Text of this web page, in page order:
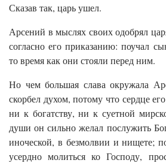
Сказав так, царь ушел.
Арсений в мыслях своих одобрял
согласно его приказанию: поучал
то время как они стояли перед ним.
Но чем большая слава окружала
скорбел духом, потому что сердце
ни к богатству, ни к суетной
души он сильно желал послужить
иноческой, в безмолвии и нищете;
усердно молиться ко Господу,